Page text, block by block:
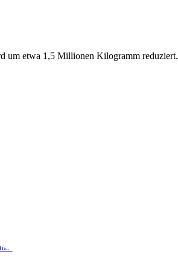
um etwa 1,5 Millionen Kilogramm reduziert.